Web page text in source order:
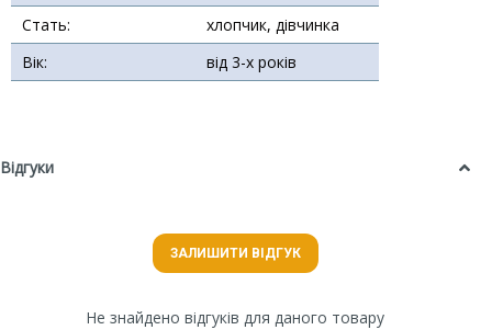
Стать:
хлопчик, дівчинка
Вік:
від 3-х років
Відгуки
ЗАЛИШИТИ ВІДГУК
Не знайдено відгуків для даного товару